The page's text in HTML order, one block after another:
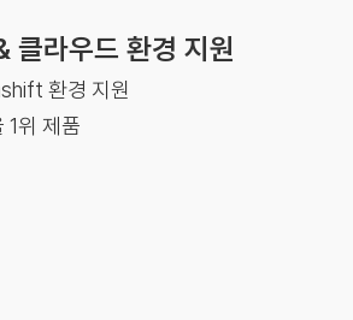
클라우드 환경 지원
환경 지원
1위 제품